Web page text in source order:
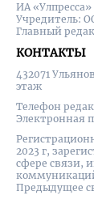
ИА «Улпресса»
Учредитель:
Главный
КОНТАКТЫ
432071
этаж
Телефон
Электронная
2023 г,
сфере связи,
Предыдущее